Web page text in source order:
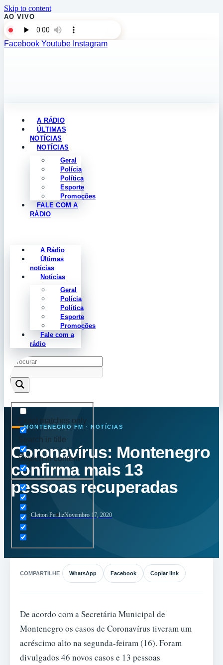
Skip to content
AO VIVO
Facebook Youtube Instagram
A RÁDIO
ÚLTIMAS
NOTÍCIAS
NOTÍCIAS
Geral
Polícia
Política
Esporte
Promoções
FALE COM A
RÁDIO
A Rádio
Últimas
notícias
Notícias
Geral
Polícia
Política
Esporte
Promoções
Fale com a
rádio
Exact matches only
Search in title
Search in content
MONTENEGRO FM · NOTÍCIAS
Coronavírus: Montenegro
confirma mais 13
pessoas recuperadas
Cleiton PerdizNovembro 17, 2020
COMPARTILHE WhatsApp Facebook Copiar link
De acordo com a Secretária Municipal de
Montenegro os casos de Coronavírus tiveram um
acréscimo alto na segunda-feiram (16). Foram
divulgados 46 novos casos e 13 pessoas